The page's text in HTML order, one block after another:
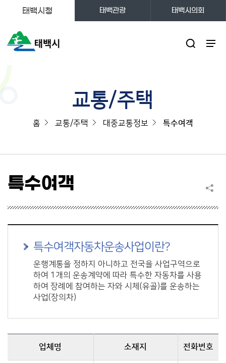
태백시청 태백관광 태백시의회
교통/주택
홈 교통/주택 대중교통정보 특수여객
특수여객
특수여객자동차운송사업이란?
운행계통을 정하지 아니하고 전국을 사업구역으로
하여 1개의 운송계약에 따라 특수한 자동차를 사용
하여 장례에 참여하는 자와 시체(유골)를 운송하는
사업(장의차)
업체명 소재지 전화번호